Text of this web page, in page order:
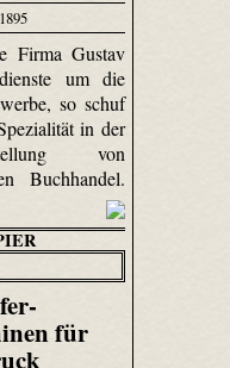
Firma Gustav
um die
so schuf
in der
von
Buchhandel.
für